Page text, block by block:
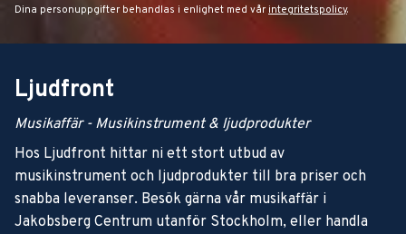
Dina personuppgifter behandlas i enlighet med vår integritetspolicy.
Ljudfront
Musikaffär - Musikinstrument & ljudprodukter
Hos Ljudfront hittar ni ett stort utbud av
musikinstrument och ljudprodukter till bra priser och
snabba leveranser. Besök gärna vår musikaffär i
Jakobsberg Centrum utanför Stockholm, eller handla